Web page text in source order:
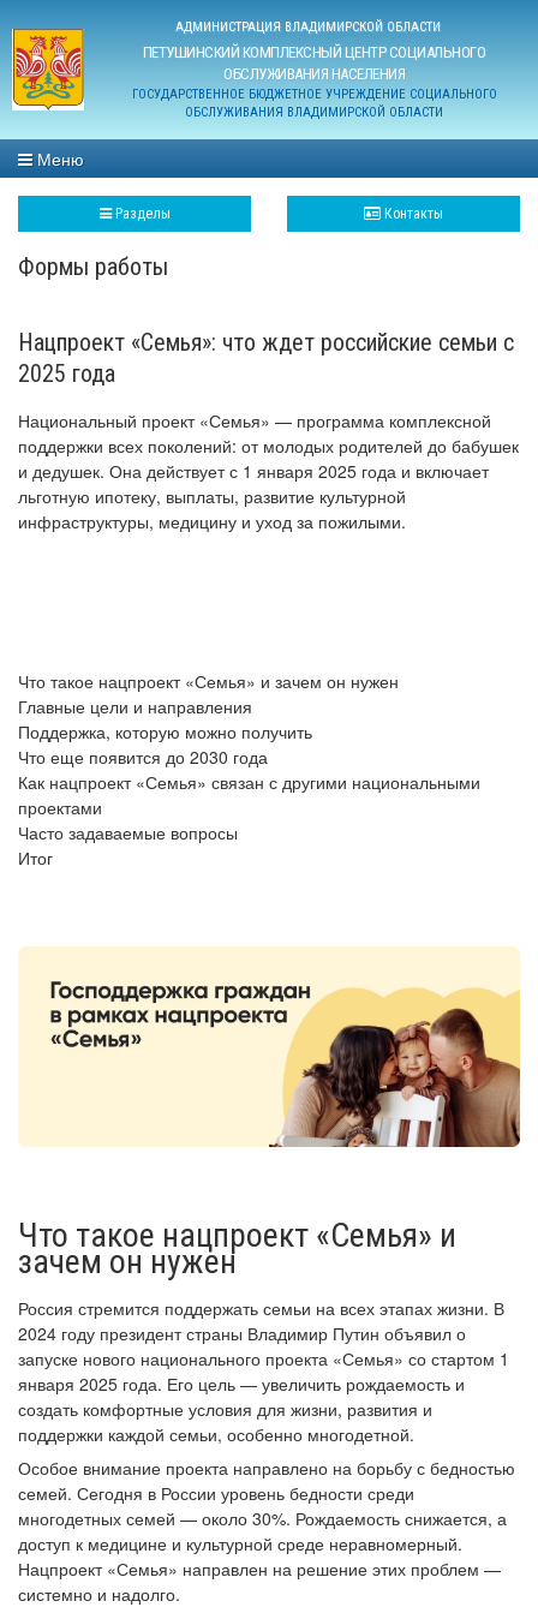
АДМИНИСТРАЦИЯ ВЛАДИМИРСКОЙ ОБЛАСТИ
ПЕТУШИНСКИЙ КОМПЛЕКСНЫЙ ЦЕНТР СОЦИАЛЬНОГО
ОБСЛУЖИВАНИЯ НАСЕЛЕНИЯ
ГОСУДАРСТВЕННОЕ БЮДЖЕТНОЕ УЧРЕЖДЕНИЕ СОЦИАЛЬНОГО
ОБСЛУЖИВАНИЯ ВЛАДИМИРСКОЙ ОБЛАСТИ
Меню
Разделы Контакты
Формы работы
Нацпроект «Семья»: что ждет российские семьи с
2025 года
Национальный проект «Семья» — программа комплексной
поддержки всех поколений: от молодых родителей до бабушек
и дедушек. Она действует с 1 января 2025 года и включает
льготную ипотеку, выплаты, развитие культурной
инфраструктуры, медицину и уход за пожилыми.
Что такое нацпроект «Семья» и зачем он нужен
Главные цели и направления
Поддержка, которую можно получить
Что еще появится до 2030 года
Как нацпроект «Семья» связан с другими национальными
проектами
Часто задаваемые вопросы
Итог
Что такое нацпроект «Семья» и
зачем он нужен
Россия стремится поддержать семьи на всех этапах жизни. В
2024 году президент страны Владимир Путин объявил о
запуске нового национального проекта «Семья» со стартом 1
января 2025 года. Его цель — увеличить рождаемость и
создать комфортные условия для жизни, развития и
поддержки каждой семьи, особенно многодетной.
Особое внимание проекта направлено на борьбу с бедностью
семей. Сегодня в России уровень бедности среди
многодетных семей — около 30%. Рождаемость снижается, а
доступ к медицине и культурной среде неравномерный.
Нацпроект «Семья» направлен на решение этих проблем —
системно и надолго.